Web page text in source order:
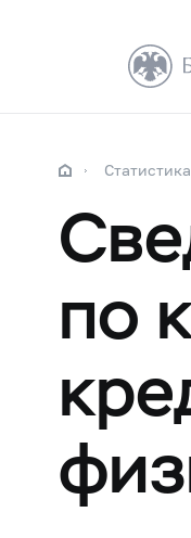
Статистика
по